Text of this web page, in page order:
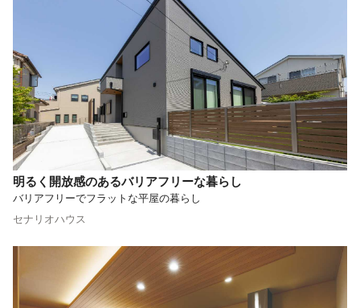
明るく開放感のあるバリアフリーな暮らし
バリアフリーでフラットな平屋の暮らし
セナリオハウス